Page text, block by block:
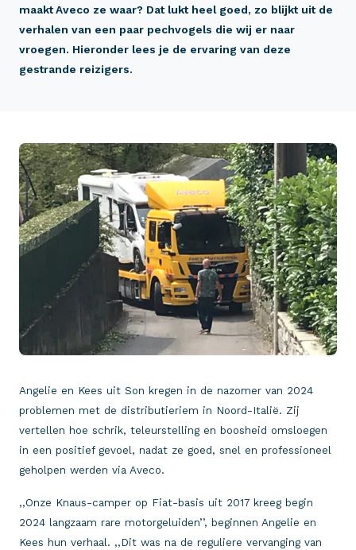
maakt Aveco ze waar? Dat lukt heel goed, zo blijkt uit de
verhalen van een paar pechvogels die wij er naar
vroegen. Hieronder lees je de ervaring van deze
gestrande reizigers.
Angelie en Kees uit Son kregen in de nazomer van 2024
problemen met de distributieriem in Noord-Italië. Zij
vertellen hoe schrik, teleurstelling en boosheid omsloegen
in een positief gevoel, nadat ze goed, snel en professioneel
geholpen werden via Aveco.
,,Onze Knaus-camper op Fiat-basis uit 2017 kreeg begin
2024 langzaam rare motorgeluiden’’, beginnen Angelie en
Kees hun verhaal. ,,Dit was na de reguliere vervanging van